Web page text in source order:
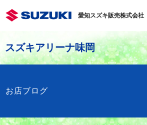
愛知スズキ販売株式会社
スズキアリーナ味岡
お店ブログ